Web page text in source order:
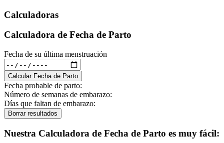
Calculadoras
Calculadora de Fecha de Parto
Fecha de su última menstruación
Fecha probable de parto:
Número de semanas de embarazo:
Días que faltan de embarazo:
Nuestra Calculadora de Fecha de Parto es muy fácil: